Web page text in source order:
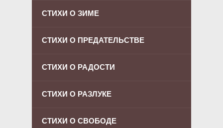
СТИХИ О ЗИМЕ
СТИХИ О ПРЕДАТЕЛЬСТВЕ
СТИХИ О РАДОСТИ
СТИХИ О РАЗЛУКЕ
СТИХИ О СВОБОДЕ